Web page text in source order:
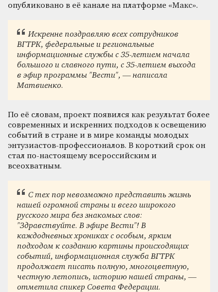
опубликовано в её канале на платформе «Макс».
Искренне поздравляю всех сотрудников
ВГТРК, федеральные и региональные
информационные службы с 35-летием начала
большого и славного пути, с 35-летием выхода
в эфир программы "Вести", — написала
Матвиенко.
По её словам, проект появился как результат более
современных и искренних подходов к освещению
событий в стране и в мире команды молодых
энтузиастов-профессионалов. В короткий срок он
стал по-настоящему всероссийским и
всеохватным.
С тех пор невозможно представить жизнь
нашей огромной страны и всего широкого
русского мира без знакомых слов:
"Здравствуйте. В эфире Вести"! В
каждодневных хрониках с особым, ярким
подходом к созданию картины происходящих
событий, информационная служба ВГТРК
продолжает писать полную, многоцветную,
честную летопись, историю нашей страны, —
отметила спикер Совета Федерации.